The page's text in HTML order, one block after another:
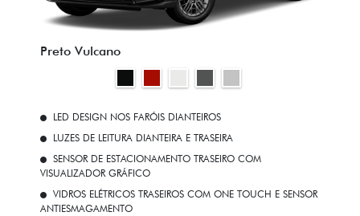
Preto Vulcano
LED DESIGN NOS FARÓIS DIANTEIROS
LUZES DE LEITURA DIANTEIRA E TRASEIRA
SENSOR DE ESTACIONAMENTO TRASEIRO COM
VISUALIZADOR GRÁFICO
VIDROS ELÉTRICOS TRASEIROS COM ONE TOUCH E SENSOR
ANTIESMAGAMENTO